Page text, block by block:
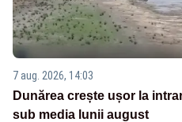
7 aug. 2026, 14:03
Dunărea crește ușor la
sub media lunii august